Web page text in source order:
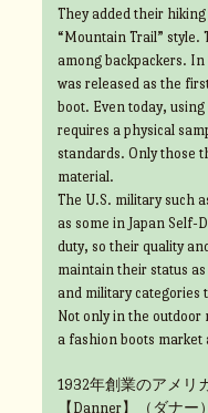
They added their
“Mountain Trail” style.
among backpackers.
was released as the
boot. Even today,
requires a physical
standards. Only those
material.
The U.S. military such
as some in Japan Self-
duty, so their quality
maintain their status
and military categories
Not only in the outdoor
a fashion boots market
1932年創業のアメリ
【Danner】（ダナー